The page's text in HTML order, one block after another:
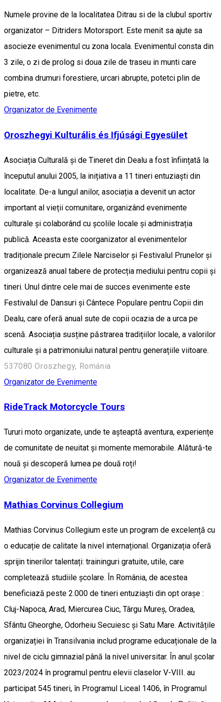
Numele provine de la localitatea Ditrau si de la clubul sportiv
organizator – Ditriders Motorsport. Este menit sa ajute sa
asocieze evenimentul cu zona locala. Evenimentul consta din
3 zile, o zi de prolog si doua zile de traseu in munti care
combina drumuri forestiere, urcari abrupte, potetci plin de
pietre, etc.
Organizator de Evenimente
Oroszhegyi Kulturális és Ifjúsági Egyesület
Asociația Culturală și de Tineret din Dealu a fost înființată la
începutul anului 2005, la inițiativa a 11 tineri entuziaști din
localitate. De-a lungul anilor, asociația a devenit un actor
important al vieții comunitare, organizând evenimente
culturale și colaborând cu școlile locale și administrația
publică. Aceasta este coorganizator al evenimentelor
tradiționale precum Zilele Narciselor și Festivalul Prunelor și
organizează anual tabere de protecția mediului pentru copii și
tineri. Unul dintre cele mai de succes evenimente este
Festivalul de Dansuri și Cântece Populare pentru Copii din
Dealu, care oferă anual sute de copii ocazia de a urca pe
scenă. Asociația susține păstrarea tradițiilor locale, a valorilor
culturale și a patrimoniului natural pentru generațiile viitoare.
537080 Oroszhegy, Románia
Organizator de Evenimente
RideTrack Motorcycle Tours
Tururi moto organizate, unde te așteaptă aventura, experiențe
de comunitate de neuitat și momente memorabile. Alătură-te
nouă și descoperă lumea pe două roți!
Organizator de Evenimente
Mathias Corvinus Collegium
Mathias Corvinus Collegium este un program de excelență cu
o educație de calitate la nivel internațional. Organizația oferă
sprijin tinerilor talentați: traininguri gratuite, utile, care
completează studiile școlare. În România, de acestea
beneficiază peste 2.000 de tineri entuziaști din opt orașe :
Cluj-Napoca, Arad, Miercurea Ciuc, Târgu Mureș, Oradea,
Sfântu Gheorghe, Odorheiu Secuiesc și Satu Mare. Activitățile
organizației în Transilvania includ programe educaționale de la
nivel de ciclu gimnazial până la nivel universitar. În anul școlar
2023/2024 în programul pentru elevii claselor V-VIII. au
participat 545 tineri, în Programul Liceal 1406, în Programul